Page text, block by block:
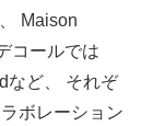
Maison
コールでは
など、 それぞ
ボレーション